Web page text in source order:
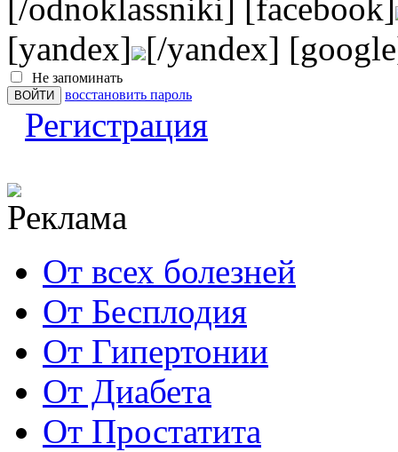
[/odnoklassniki] [facebook]
[yandex] [/yandex]
Не запоминать
восстановить пароль
Регистрация
От всех болезней
От Бесплодия
От Гипертонии
От Диабета
От Простатита